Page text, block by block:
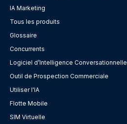
IA Marketing
Tous les produits
Glossaire
Concurrents
Logiciel d’Intelligence Conversationnelle
Outil de Prospection Commerciale
Utiliser l'IA
Flotte Mobile
SIM Virtuelle